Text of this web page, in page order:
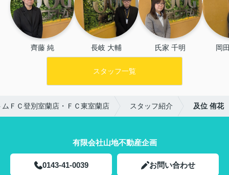
齊藤 純 長岐 大輔 氏家 千明 岡
スタッフ一覧
ＦＣ登別室蘭店・ＦＣ東室蘭店 スタッフ紹介 及位 侑花
有限会社山地不動産企画
0143-41-0039 お問い合わせ